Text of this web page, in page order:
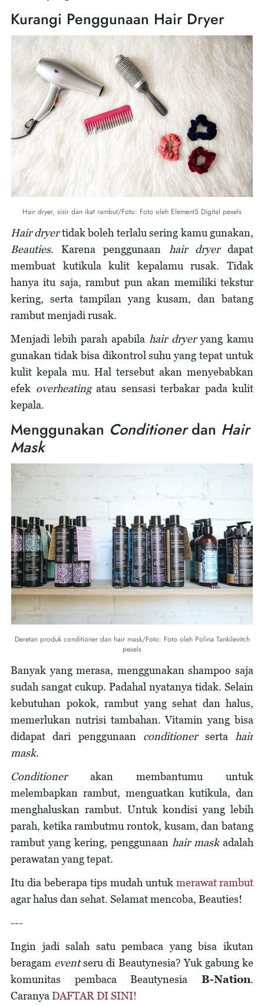
Kurangi Penggunaan Hair Dryer
Hair dryer, sisir dan ikat rambut/Foto: Foto oleh Element5 Digital pexels
Hair dryertidak boleh terlalu sering kamu gunakan,
Beauties. Karena penggunaan hair dryerdapat
membuat kutikula kulit kepalamu rusak. Tidak
hanya itu saja, rambut pun akan memiliki tekstur
kering, serta tampilan yang kusam, dan batang
rambut menjadi rusak.
Menjadi lebih parah apabila hair dryeryang kamu
gunakan tidak bisa dikontrol suhu yang tepat untuk
kulit kepala mu. Hal tersebut akan menyebabkan
efek overheating atau sensasi terbakar pada kulit
kepala.
Menggunakan Conditionerdan Hair
Mask
Deretan produk conditioner dan hair mask/Foto: Foto oleh Polina Tankilevitch
pexels
Banyak yang merasa, menggunakan shampoo saja
sudah sangat cukup. Padahal nyatanya tidak. Selain
kebutuhan pokok, rambut yang sehat dan halus,
memerlukan nutrisi tambahan. Vitamin yang bisa
didapat dari penggunaan conditionerserta hair
mask.
Conditionerakan membantumu untuk
melembapkan rambut, menguatkan kutikula, dan
menghaluskan rambut. Untuk kondisi yang lebih
parah, ketika rambutmu rontok, kusam, dan batang
rambut yang kering, penggunaan hair maskadalah
perawatan yang tepat.
Itu dia beberapa tips mudah untuk merawat rambut
agar halus dan sehat. Selamat mencoba, Beauties!
---
Ingin jadi salah satu pembaca yang bisa ikutan
beragam eventseru di Beautynesia? Yuk gabung ke
komunitas pembaca Beautynesia B-Nation.
Caranya DAFTAR DI SINI!